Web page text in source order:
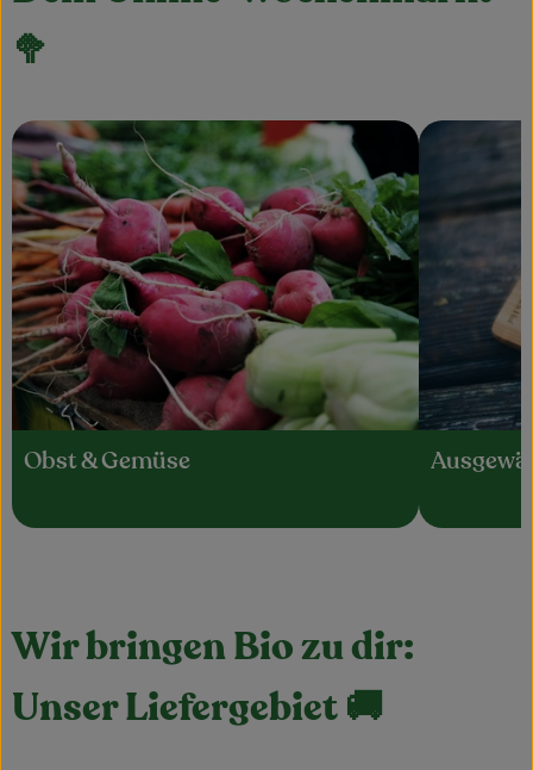
🥦
Obst & Gemüse
Wir bringen Bio zu dir:
Unser Liefergebiet 🚚